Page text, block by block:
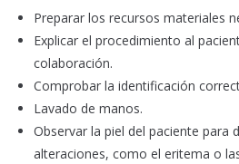
Preparar los recursos materiales
Explicar el procedimiento al
colaboración.
Comprobar la identificación
Lavado de manos.
Observar la piel del paciente para
alteraciones, como el eritema o